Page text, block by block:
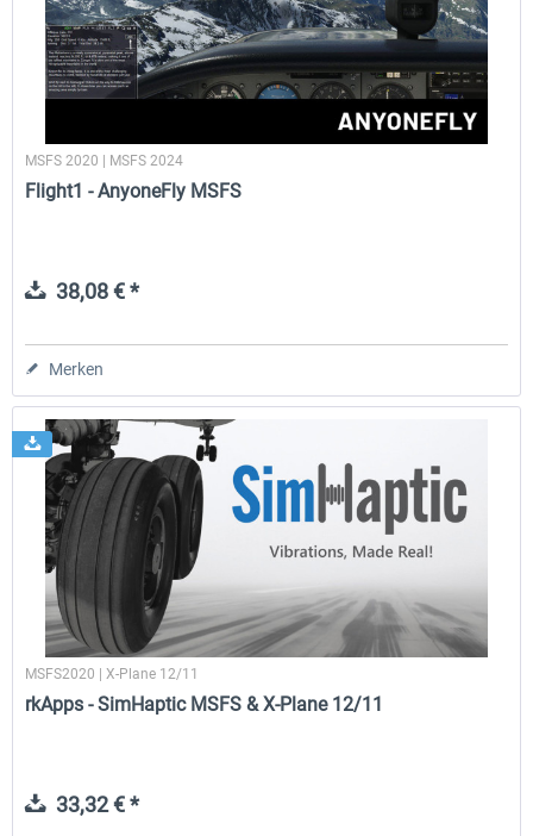
MSFS 2020 | MSFS 2024
Flight1 - AnyoneFly MSFS
38,08 € *
Merken
MSFS2020 | X-Plane 12/11
rkApps - SimHaptic MSFS & X-Plane 12/11
33,32 € *